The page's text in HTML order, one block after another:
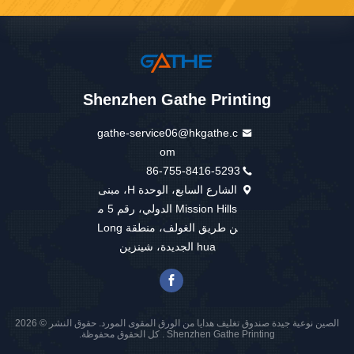
Shenzhen Gathe Printing
gathe-service06@hkgathe.c
om
86-755-8416-5293
الشارع السابع، الوحدة H، مبنى
Mission Hills الدولي، رقم 5 م
ن طريق الغولف، منطقة Long
hua الجديدة، شينزين
الصين نوعية جيدة صندوق تغليف هدايا من الورق المقوى المورد. حقوق النشر © 2026
Shenzhen Gathe Printing . كل الحقوق محفوظة.